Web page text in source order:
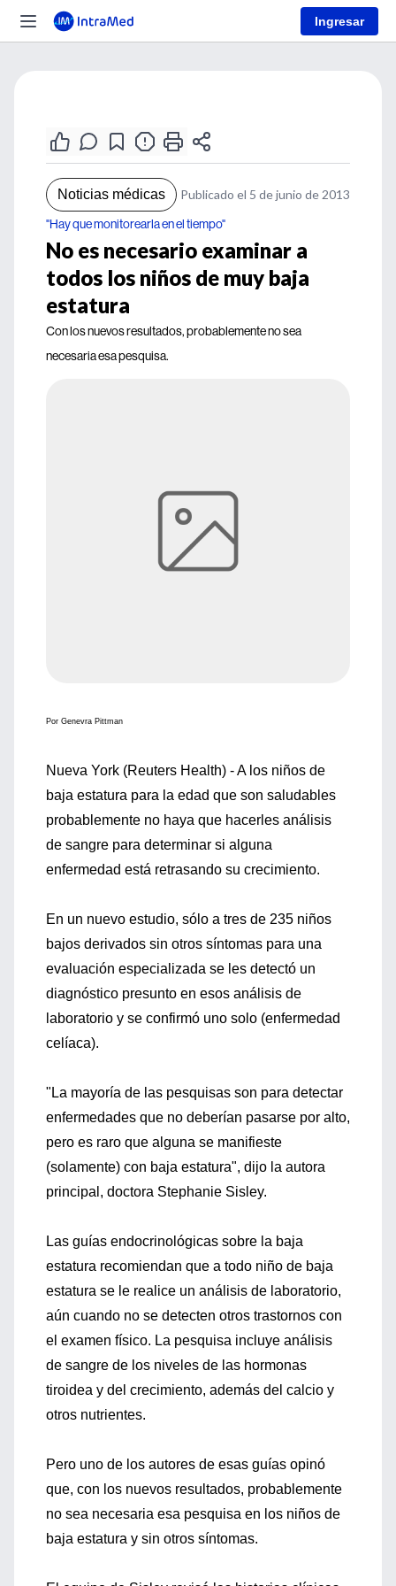
Ingresar
Noticias médicas Publicado el 5 de junio de 2013
"Hay que monitorearla en el tiempo"
No es necesario examinar a
todos los niños de muy baja
estatura
Con los nuevos resultados, probablemente no sea
necesaria esa pesquisa.
Por Genevra Pittman
Nueva York (Reuters Health) - A los niños de
baja estatura para la edad que son saludables
probablemente no haya que hacerles análisis
de sangre para determinar si alguna
enfermedad está retrasando su crecimiento.
En un nuevo estudio, sólo a tres de 235 niños
bajos derivados sin otros síntomas para una
evaluación especializada se les detectó un
diagnóstico presunto en esos análisis de
laboratorio y se confirmó uno solo (enfermedad
celíaca).
"La mayoría de las pesquisas son para detectar
enfermedades que no deberían pasarse por alto,
pero es raro que alguna se manifieste
(solamente) con baja estatura", dijo la autora
principal, doctora Stephanie Sisley.
Las guías endocrinológicas sobre la baja
estatura recomiendan que a todo niño de baja
estatura se le realice un análisis de laboratorio,
aún cuando no se detecten otros trastornos con
el examen físico. La pesquisa incluye análisis
de sangre de los niveles de las hormonas
tiroidea y del crecimiento, además del calcio y
otros nutrientes.
Pero uno de los autores de esas guías opinó
que, con los nuevos resultados, probablemente
no sea necesaria esa pesquisa en los niños de
baja estatura y sin otros síntomas.